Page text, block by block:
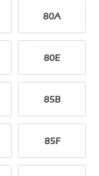
80A
80E
85B
85F